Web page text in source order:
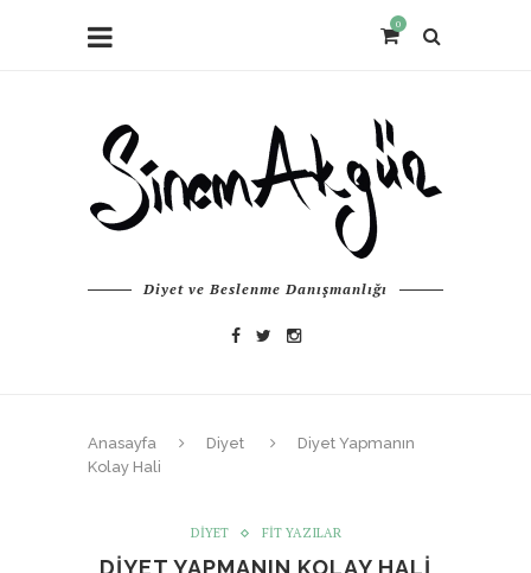
0
Diyet ve Beslenme Danışmanlığı
Anasayfa Diyet
Diyet Yapmanın
Kolay Hali
DIYET FIT YAZILAR
DIYET YAPMANIN KOLAY HALI